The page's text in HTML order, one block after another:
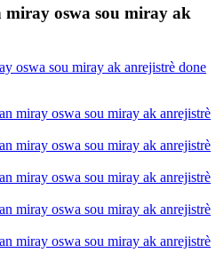
oswa sou miray ak